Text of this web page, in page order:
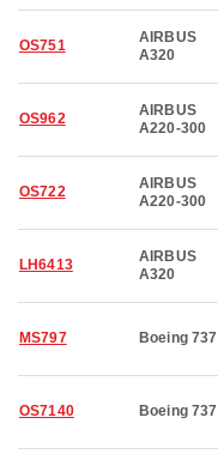
OS751
AIRBUS
A320
OS962
AIRBUS
A220-300
OS722
AIRBUS
A220-300
LH6413
AIRBUS
A320
MS797 Boeing 737
OS7140 Boeing 737